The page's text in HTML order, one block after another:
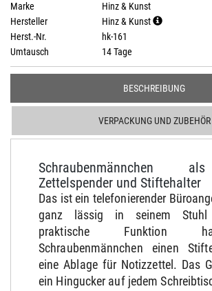
Marke
Hinz & Kunst
Hersteller
Hinz & Kunst
Herst.-Nr.
hk-161
Umtausch
14 Tage
BESCHREIBUNG
VERPACKUNG UND ZUBEHÖR
Schraubenmännchen
Zettelspender und Stiftehalter
Das ist ein telefonierender
ganz lässig in seinem
praktische Funktion
Schraubenmännchen einen
eine Ablage für Notizzettel. Das
ein Hingucker auf jedem